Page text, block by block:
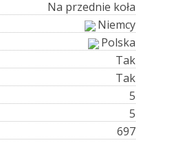
Na przednie koła
Niemcy
Polska
Tak
Tak
5
5
697